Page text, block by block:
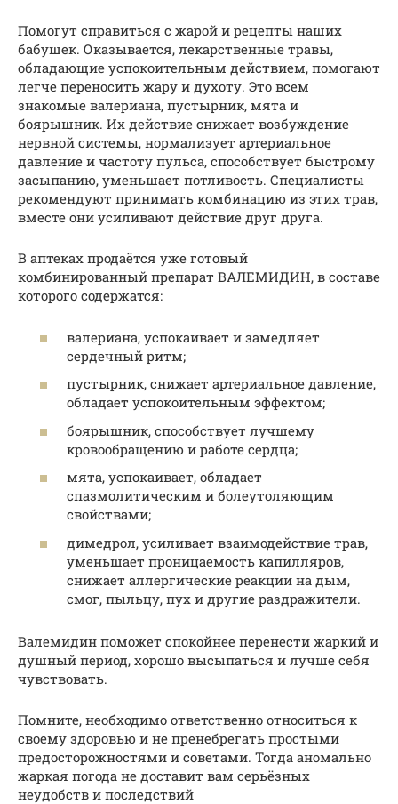
Помогут справиться с жарой и рецепты наших
бабушек. Оказывается, лекарственные травы,
обладающие успокоительным действием, помогают
легче переносить жару и духоту. Это всем
знакомые валериана, пустырник, мята и
боярышник. Их действие снижает возбуждение
нервной системы, нормализует артериальное
давление и частоту пульса, способствует быстрому
засыпанию, уменьшает потливость. Специалисты
рекомендуют принимать комбинацию из этих трав,
вместе они усиливают действие друг друга.
В аптеках продаётся уже готовый
комбинированный препарат ВАЛЕМИДИН, в составе
которого содержатся:
валериана, успокаивает и замедляет
сердечный ритм;
пустырник, снижает артериальное давление,
обладает успокоительным эффектом;
боярышник, способствует лучшему
кровообращению и работе сердца;
мята, успокаивает, обладает
спазмолитическим и болеутоляющим
свойствами;
димедрол, усиливает взаимодействие трав,
уменьшает проницаемость капилляров,
снижает аллергические реакции на дым,
смог, пыльцу, пух и другие раздражители.
Валемидин поможет спокойнее перенести жаркий и
душный период, хорошо высыпаться и лучше себя
чувствовать.
Помните, необходимо ответственно относиться к
своему здоровью и не пренебрегать простыми
предосторожностями и советами. Тогда аномально
жаркая погода не доставит вам серьёзных
неудобств и последствий